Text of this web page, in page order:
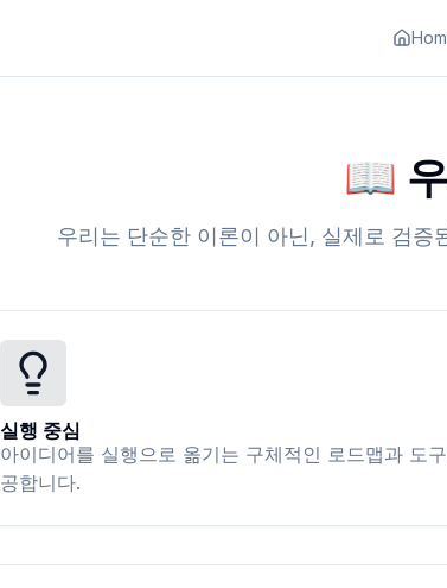
📖
우리는 단순한 이론이 아닌, 실제로 검증
실행 중심
아이디어를 실행으로 옮기는 구체적인 로드맵과 도
공합니다.